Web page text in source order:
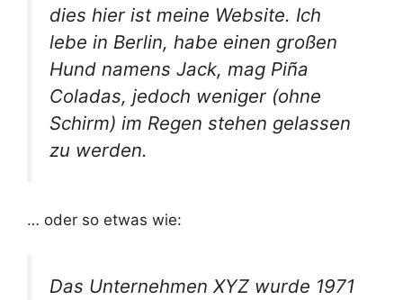
dies hier ist meine Website. Ich
lebe in Berlin, habe einen großen
Hund namens Jack, mag Piña
Coladas, jedoch weniger (ohne
Schirm) im Regen stehen gelassen
zu werden.
… oder so etwas wie:
Das Unternehmen XYZ wurde 1971